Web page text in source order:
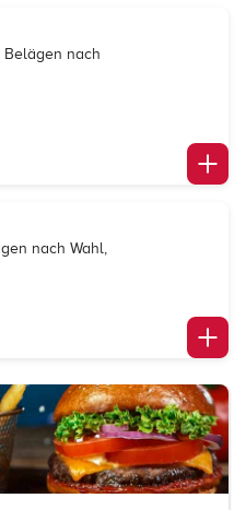
Belägen nach
nach Wahl,